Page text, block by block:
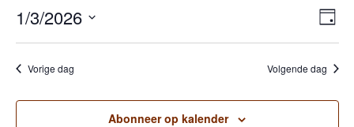
Dag
1/3/2026
datum.
Vorige dag Volgende dag
Abonneer op kalender